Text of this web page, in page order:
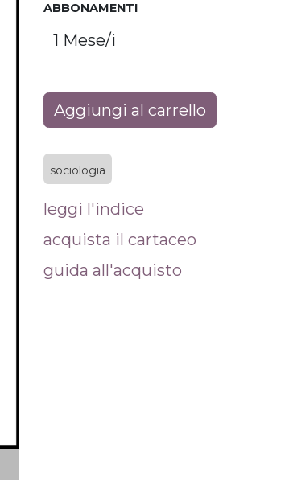
ABBONAMENTI
Aggiungi al carrello
sociologia
leggi l'indice
acquista il cartaceo
guida all'acquisto